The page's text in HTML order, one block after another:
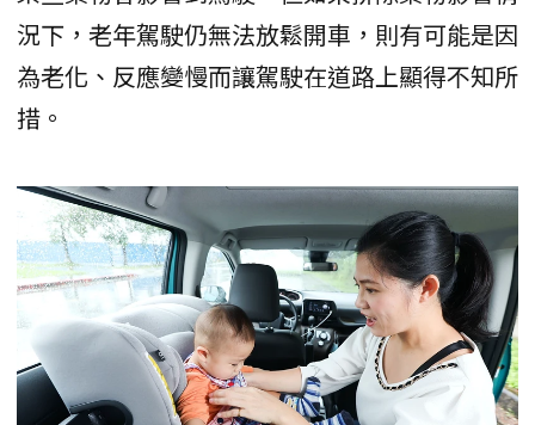
況下，老年駕駛仍無法放鬆開車，則有可能是因
為老化、反應變慢而讓駕駛在道路上顯得不知所
措。